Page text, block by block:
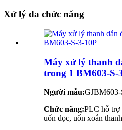
Xử lý đa chức năng
Máy xử lý thanh
trong 1 BM603-S-
Người mẫu:GJBM603-
Chức năng:PLC hỗ trợ
uốn dọc, uốn xoắn